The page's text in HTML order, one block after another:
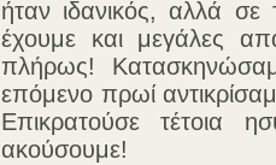
ήταν ιδανικός, αλλά
έχουμε και μεγάλες
πλήρως!
επόμενο πρωί
Επικρατούσε τέτοια
ακούσουμε!